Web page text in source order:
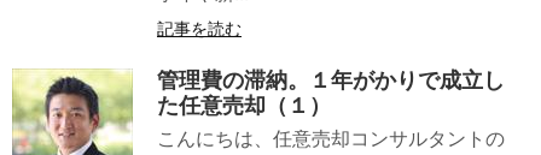
記事を読む
管理費の滞納。１年がかりで成立し
た任意売却（１）
こんにちは、任意売却コンサルタントの